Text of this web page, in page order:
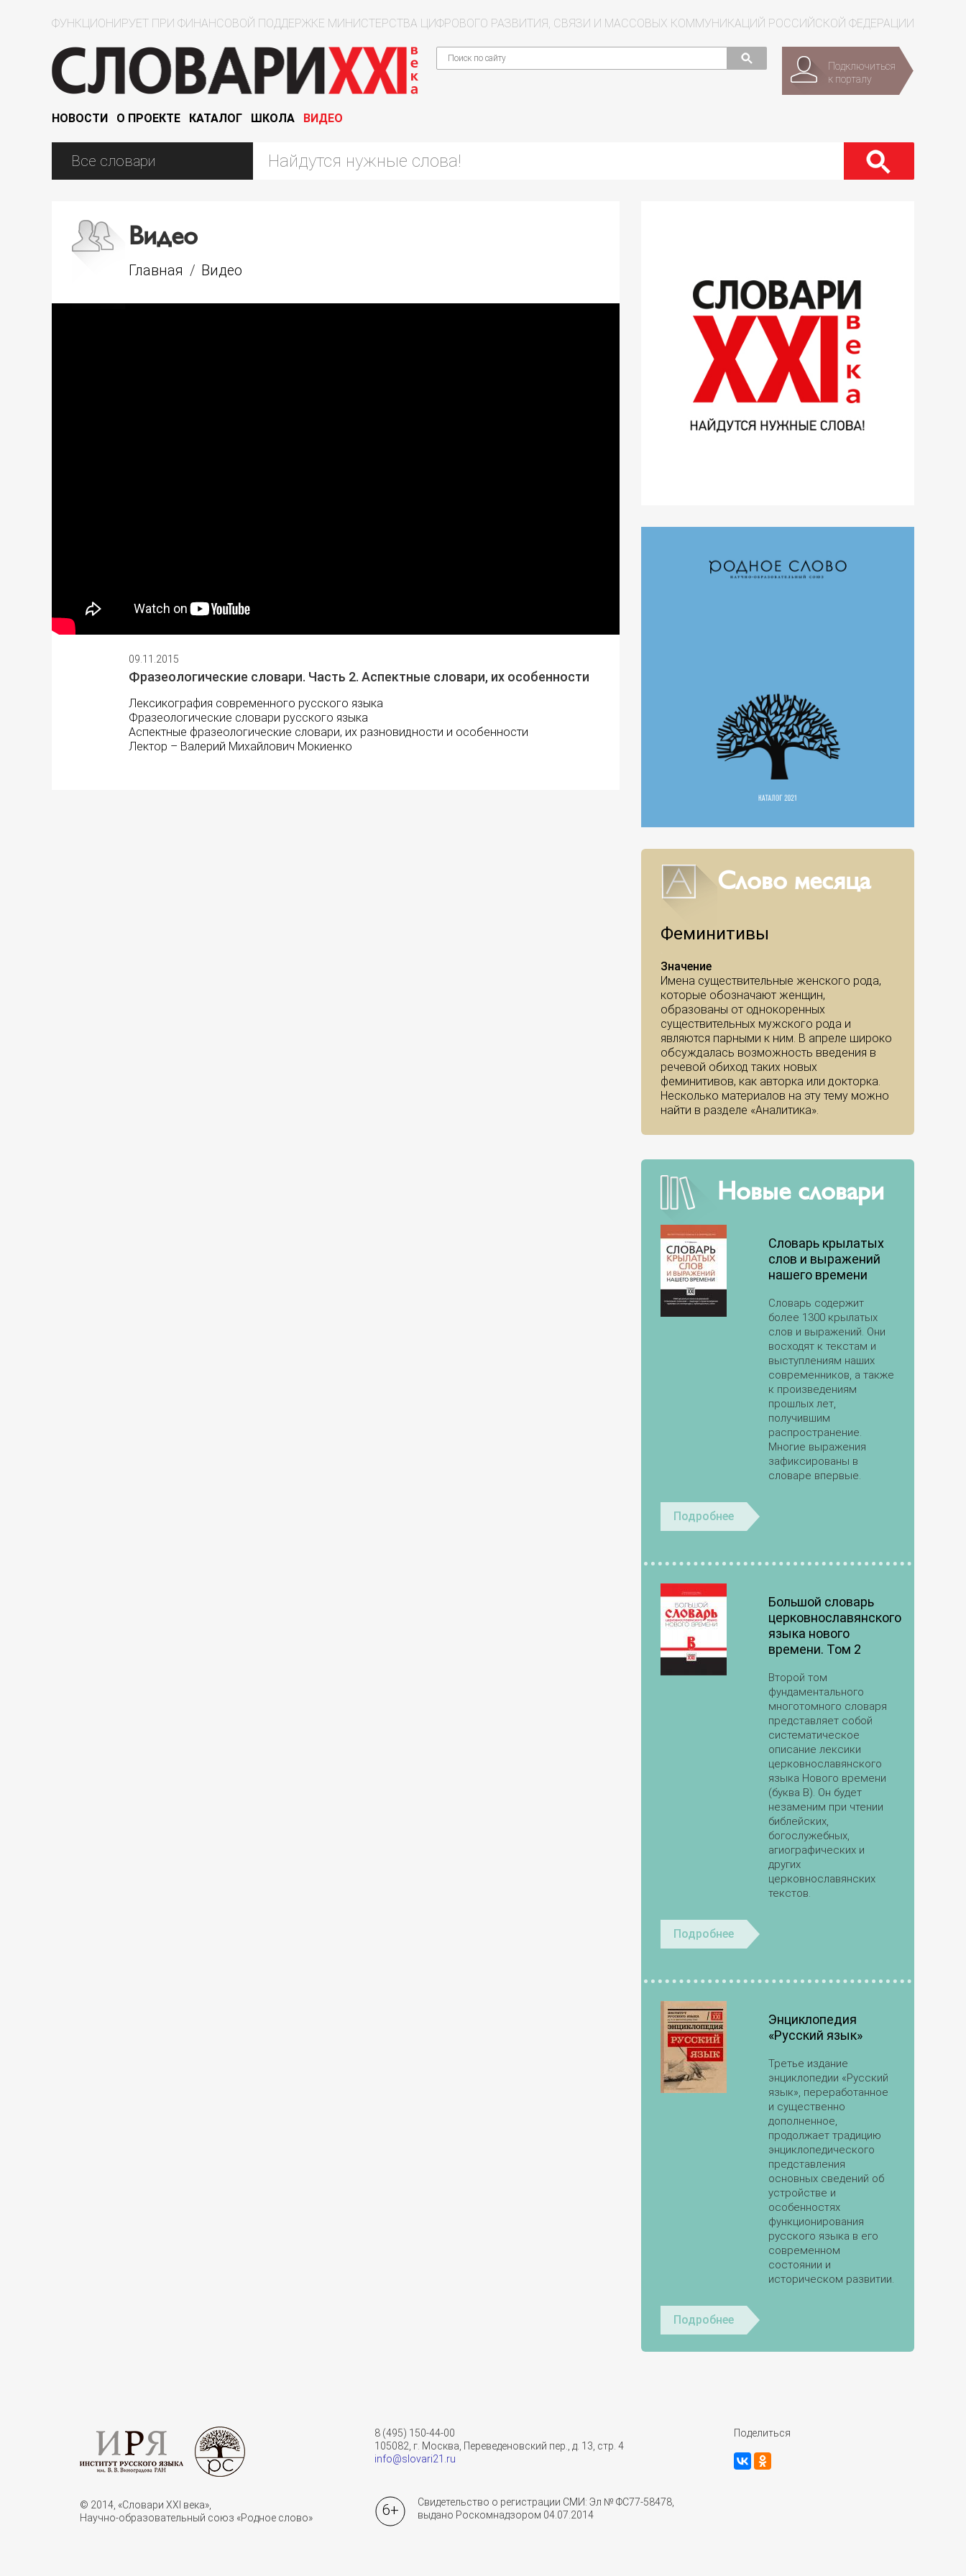
ФУНКЦИОНИРУЕТ ПРИ ФИНАНСОВОЙ ПОДДЕРЖКЕ МИНИСТЕРСТВА ЦИФРОВОГО РАЗВИТИЯ, СВЯЗИ И МАССОВЫХ КОММУНИКАЦИЙ РОССИЙСКОЙ ФЕДЕРАЦИИ
Подключиться
к порталу
НОВОСТИ О ПРОЕКТЕ КАТАЛОГ ШКОЛА ВИДЕО
Видео
Главная / Видео
09.11.2015
Фразеологические словари. Часть 2. Аспектные словари, их особенности
Лексикография современного русского языка
Фразеологические словари русского языка
Аспектные фразеологические словари, их разновидности и особенности
Лектор – Валерий Михайлович Мокиенко
Слово месяца
Феминитивы
Значение
Имена существительные женского рода,
которые обозначают женщин,
образованы от однокоренных
существительных мужского рода и
являются парными к ним. В апреле широко
обсуждалась возможность введения в
речевой обиход таких новых
феминитивов, как авторка или докторка.
Несколько материалов на эту тему можно
найти в разделе «Аналитика».
Новые словари
Словарь крылатых
слов и выражений
нашего времени
Словарь содержит
более 1300 крылатых
слов и выражений. Они
восходят к текстам и
выступлениям наших
современников, а также
к произведениям
прошлых лет,
получившим
распространение.
Многие выражения
зафиксированы в
словаре впервые.
Подробнее
Большой словарь
церковнославянского
языка нового
времени. Том 2
Второй том
фундаментального
многотомного словаря
представляет собой
систематическое
описание лексики
церковнославянского
языка Нового времени
(буква В). Он будет
незаменим при чтении
библейских,
богослужебных,
агиографических и
других
церковнославянских
текстов.
Подробнее
Энциклопедия
«Русский язык»
Третье издание
энциклопедии «Русский
язык», переработанное
и существенно
дополненное,
продолжает традицию
энциклопедического
представления
основных сведений об
устройстве и
особенностях
функционирования
русского языка в его
современном
состоянии и
историческом развитии.
Подробнее
© 2014, «Словари XXI векa»,
Научно-образовательный союз «Родное слово»
8 (495) 150-44-00
105082, г. Москва, Переведеновский пер., д. 13, стр. 4
info@slovari21.ru
6+
Свидетельство о регистрации СМИ: Эл № ФС77-58478,
выдано Роскомнадзором 04.07.2014
Поделиться